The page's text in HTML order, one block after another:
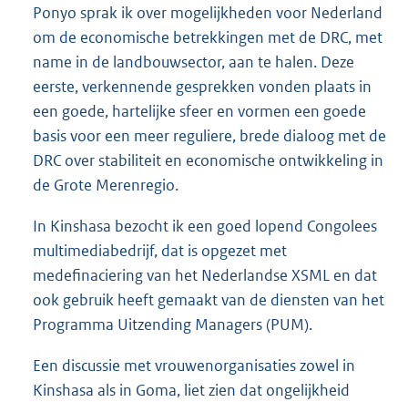
Ponyo sprak ik over mogelijkheden voor Nederland
om de economische betrekkingen met de DRC, met
name in de landbouwsector, aan te halen. Deze
eerste, verkennende gesprekken vonden plaats in
een goede, hartelijke sfeer en vormen een goede
basis voor een meer reguliere, brede dialoog met de
DRC over stabiliteit en economische ontwikkeling in
de Grote Merenregio.
In Kinshasa bezocht ik een goed lopend Congolees
multimediabedrijf, dat is opgezet met
medefinaciering van het Nederlandse XSML en dat
ook gebruik heeft gemaakt van de diensten van het
Programma Uitzending Managers (PUM).
Een discussie met vrouwenorganisaties zowel in
Kinshasa als in Goma, liet zien dat ongelijkheid